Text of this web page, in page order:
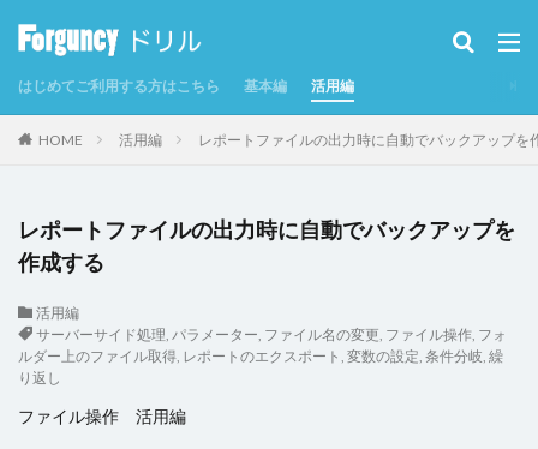
はじめてご利用する方はこちら 基本編 活用編
HOME 活用編 レポートファイルの出力時に自動でバックアップを
レポートファイルの出力時に自動でバックアップを
作成する
活用編
サーバーサイド処理, パラメーター, ファイル名の変更, ファイル操作, フォ
ルダー上のファイル取得, レポートのエクスポート , 変数の設定, 条件分岐, 繰
り返し
ファイル操作 活用編
タグ
GoogleMap
Odata PDF
SmoothPrint
UI部品
インラインフレームタブ
インラインフレームタブにページを表示
カスタムセル
クラウドストレージファイルの取得